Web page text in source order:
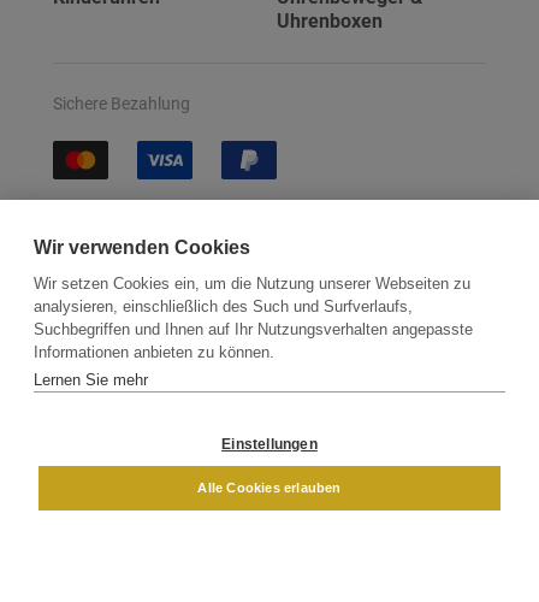
Uhrenboxen
Sichere Bezahlung
Kontakt Newsletter Partner
Versand
DAMEN
Wir verwenden Cookies
Wir setzen Cookies ein, um die Nutzung unserer Webseiten zu
analysieren, einschließlich des Such und Surfverlaufs,
Suchbegriffen und Ihnen auf Ihr Nutzungsverhalten angepasste
Informationen anbieten zu können.
Lernen Sie mehr
Einstellungen
Alle Cookies erlauben